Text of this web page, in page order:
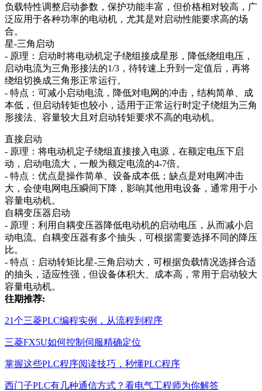
负载特性调整启动参数，保护功能丰富，但价格相对较高，广
泛应用于各种功率的电动机，尤其是对启动性能要求高的场
合。
星-三角启动
- 原理：启动时将电动机定子绕组接成星形，降低绕组电压，
启动电流为三角形接法的1/3，待转速上升到一定值后，再将
绕组切换成三角形正常运行。
- 特点：可减小启动电流，降低对电网的冲击，结构简单、成
本低，但启动转矩也较小，适用于正常运行时定子绕组为三角
形接法、容量较大且对启动转矩要求不高的电动机。
直接启动
- 原理：将电动机定子绕组直接接入电源，在额定电压下启
动，启动电流大，一般为额定电流的4-7倍。
- 特点：优点是操作简单、设备成本低；缺点是对电网冲击
大，会使电网电压瞬间下降，影响其他用电设备，通常用于小
容量电动机。
自耦变压器启动
- 原理：利用自耦变压器降低电动机的启动电压，从而减小启
动电流。自耦变压器有多个抽头，可根据需要选择不同的降压
比。
- 特点：启动转矩比星-三角启动大，可根据负载情况选择合适
的抽头，适应性强，但设备体积大、成本高，常用于启动较大
容量电动机。
往期推荐:
21个三菱PLC编程实例，从流程到程序
三菱FX5U如何控制伺服精确定位
掌握这些PLC程序阅读技巧，秒懂PLC程序
西门子PLC有几种通信方式？看电气工程师为你解答